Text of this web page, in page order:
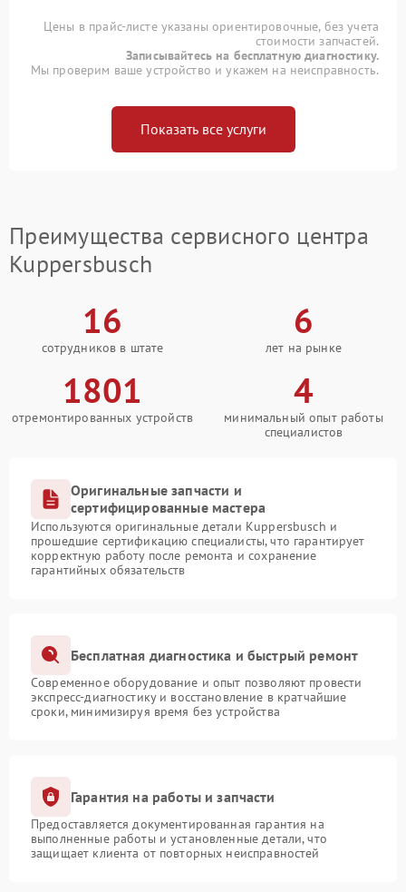
Цены в прайс-листе указаны ориентировочные, без учета
стоимости запчастей.
Записывайтесь на бесплатную диагностику.
Мы проверим ваше устройство и укажем на неисправность.
Показать все услуги
Преимущества сервисного центра
Kuppersbusch
16
сотрудников в штате
6
лет на рынке
1801
отремонтированных устройств
4
минимальный опыт работы
специалистов
Оригинальные запчасти и
сертифицированные мастера
Используются оригинальные детали Kuppersbusch и
прошедшие сертификацию специалисты, что гарантирует
корректную работу после ремонта и сохранение
гарантийных обязательств
Бесплатная диагностика и быстрый ремонт
Современное оборудование и опыт позволяют провести
экспресс-диагностику и восстановление в кратчайшие
сроки, минимизируя время без устройства
Гарантия на работы и запчасти
Предоставляется документированная гарантия на
выполненные работы и установленные детали, что
защищает клиента от повторных неисправностей